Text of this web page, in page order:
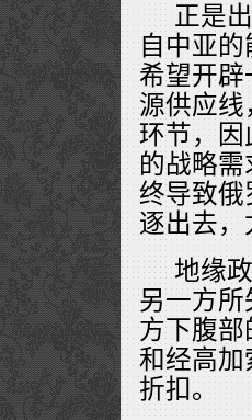
正是
自中亚
希望开
源供应
环节，
的战略
终导致俄
逐出去
地缘
另一方
方下腹
和经高加
折扣。